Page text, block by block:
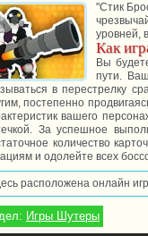
"Стик
уровней,
Как
Вы
пути.
в перестрелку
постепенно
вашего
За успешное
количество
и одолейте всех
расположена онлайн
Игры Шутеры